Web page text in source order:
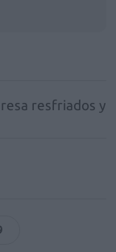
resfriados y